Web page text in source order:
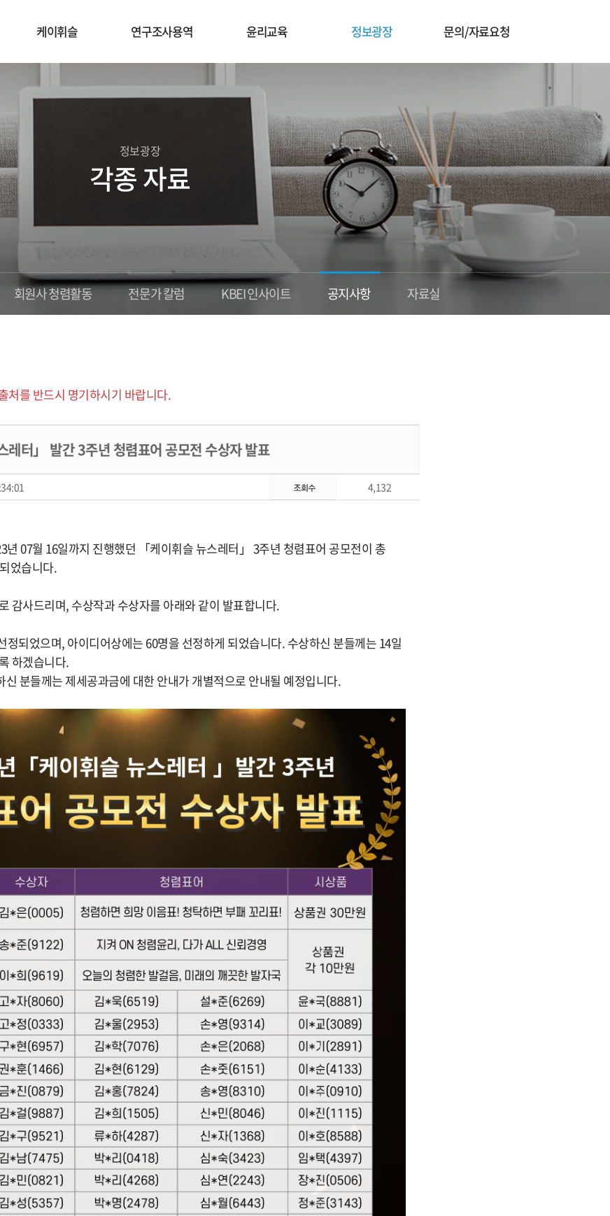
케이휘슬 연구조사용역 윤리교육 정보광장 문의/자료요청
정보광장
각종 자료
회원사 청렴활동 전문가 칼럼 KBEI 인사이트 공지사항 자료실
처를 반드시 명기하시기 바랍니다.
터」 발간 3주년 청렴표어 공모전 수상자 발표
4,132
년 07월 16일까지 진행했던 「케이휘슬 뉴스레터」 3주년 청렴표어 공모전이 총
었습니다.
감사드리며, 수상작과 수상자를 아래와 같이 발표합니다.
정되었으며, 아이디어상에는 60명을 선정하게 되었습니다. 수상하신 분들께는 14일
하겠습니다.
분들께는 제세공과금에 대한 안내가 개별적으로 안내될 예정입니다.